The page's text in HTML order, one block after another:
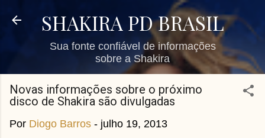
Pular para o conteúdo principal
SHAKIRA PD BRASIL
Sua fonte confiável de informações
sobre a Shakira
Novas informações sobre o próximo
disco de Shakira são divulgadas
Por Diogo Barros - julho 19, 2013